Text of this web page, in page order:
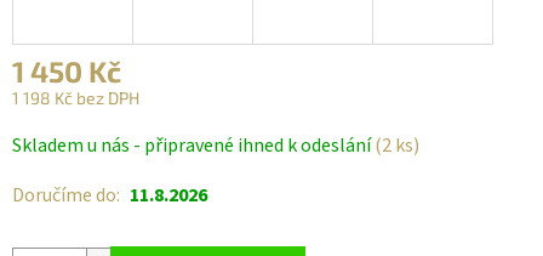
1 450 Kč
1 198 Kč bez DPH
cena:
Skladem u nás - připravené ihned k odeslání(2 ks)
Doručíme do: 11.8.2026